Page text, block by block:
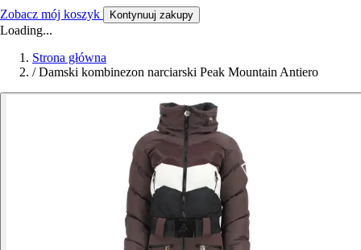
Zobacz mój koszyk Kontynuuj zakupy
Loading...
Strona główna
/ Damski kombinezon narciarski Peak Mountain Antiero